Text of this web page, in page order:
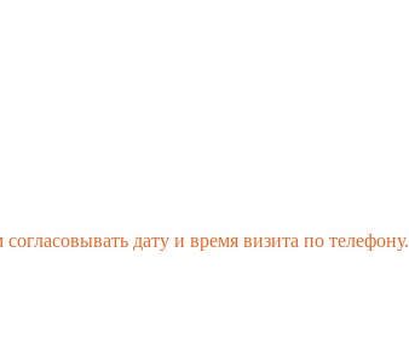
дату и время визита по телефону.